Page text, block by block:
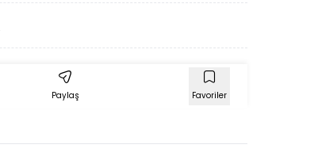
Paylaş Favoriler